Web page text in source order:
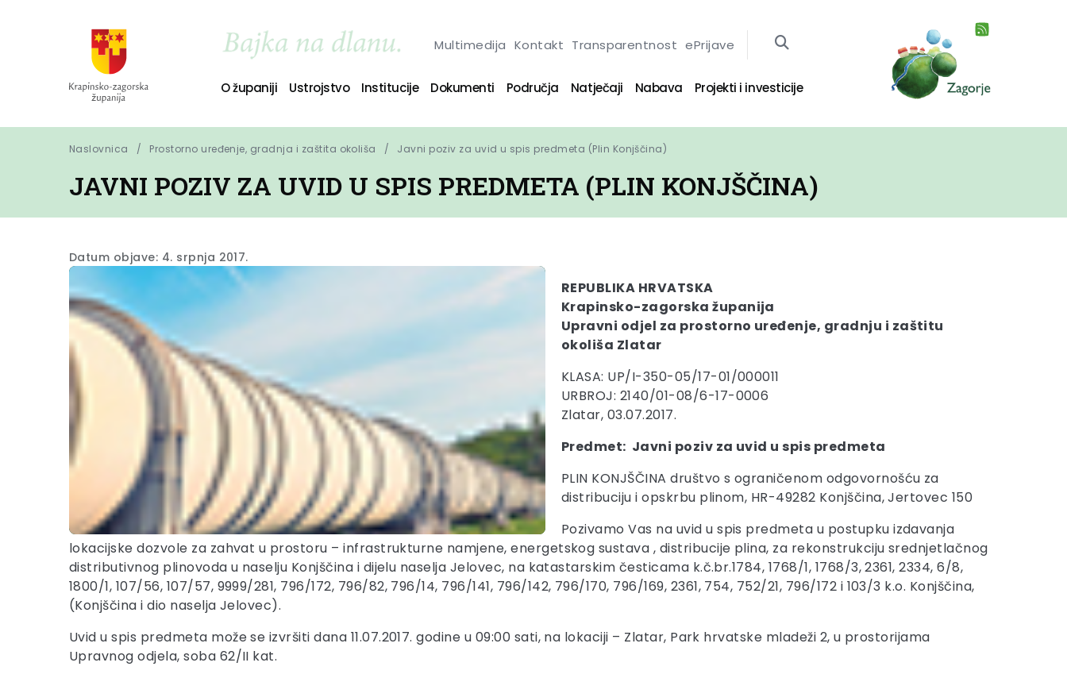
Multimedija Kontakt Transparentnost ePrijave
O županiji Ustrojstvo Institucije Dokumenti Područja Natječaji Nabava Projekti i investicije
Naslovnica Prostorno uređenje, gradnja i zaštita okoliša Javni poziv za uvid u spis predmeta (Plin Konjščina)
JAVNI POZIV ZA UVID U SPIS PREDMETA (PLIN KONJŠČINA)
Datum objave: 4. srpnja 2017.
REPUBLIKA HRVATSKA
Krapinsko-zagorska županija
Upravni odjel za prostorno uređenje, gradnju i zaštitu
okoliša Zlatar
KLASA: UP/I-350-05/17-01/000011
URBROJ: 2140/01-08/6-17-0006
Zlatar, 03.07.2017.
Predmet: Javni poziv za uvid u spis predmeta
PLIN KONJŠČINA društvo s ograničenom odgovornošću za
distribuciju i opskrbu plinom, HR-49282 Konjščina, Jertovec 150
Pozivamo Vas na uvid u spis predmeta u postupku izdavanja
lokacijske dozvole za zahvat u prostoru – infrastrukturne namjene, energetskog sustava , distribucije plina, za rekonstrukciju srednjetlačnog
distributivnog plinovoda u naselju Konjščina i dijelu naselja Jelovec, na katastarskim česticama k.č.br.1784, 1768/1, 1768/3, 2361, 2334, 6/8,
1800/1, 107/56, 107/57, 9999/281, 796/172, 796/82, 796/14, 796/141, 796/142, 796/170, 796/169, 2361, 754, 752/21, 796/172 i 103/3 k.o. Konjščina,
(Konjščina i dio naselja Jelovec).
Uvid u spis predmeta može se izvršiti dana 11.07.2017. godine u 09:00 sati, na lokaciji – Zlatar, Park hrvatske mladeži 2, u prostorijama
Upravnog odjela, soba 62/II kat.